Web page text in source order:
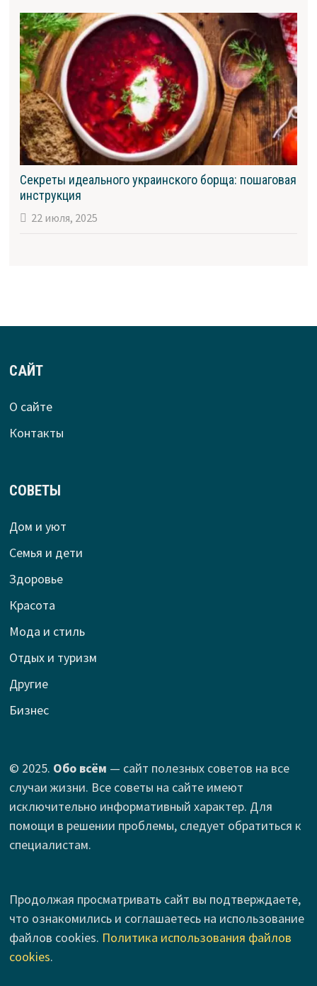
Секреты идеального украинского борща: пошаговая
инструкция
22 июля, 2025
САЙТ
О сайте
Контакты
СОВЕТЫ
Дом и уют
Семья и дети
Здоровье
Красота
Мода и стиль
Отдых и туризм
Другие
Бизнес
© 2025. Обо всём — сайт полезных советов на все
случаи жизни. Все советы на сайте имеют
исключительно информативный характер. Для
помощи в решении проблемы, следует обратиться к
специалистам.
Продолжая просматривать сайт вы подтверждаете,
что ознакомились и соглашаетесь на использование
файлов cookies. Политика использования файлов
cookies.